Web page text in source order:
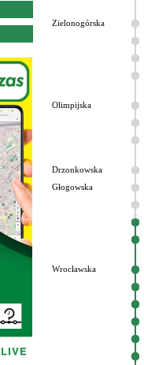
Zielonogórska
Olimpijska
Drzonkowska
Głogowska
Wrocławska